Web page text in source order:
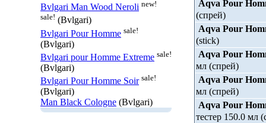
Bvlgari Man Wood Neroli new!
sale! (Bvlgari)
Bvlgari Pour Homme sale!
(Bvlgari)
Bvlgari pour Homme Extreme sale!
(Bvlgari)
Bvlgari Pour Homme Soir sale!
(Bvlgari)
Man Black Cologne (Bvlgari)
Aqva Pour
(спрей)
Aqva Pour
(stick)
Aqva Pour
мл (спрей)
Aqva Pour
мл (спрей)
Aqva Pour
тестер 150.0 мл